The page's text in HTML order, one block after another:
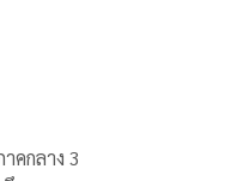
คกลาง 3